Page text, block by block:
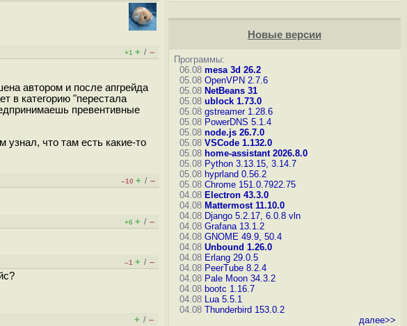
+1 + / –
автором и после апгрейда
в категорию "перестала
превентивные
что там есть какие-то
–10 + / –
+6 + / –
–1 + / –
+ / –
Новые версии
Программы:
06.08 mesa 3d 26.2
05.08 OpenVPN 2.7.6
05.08 NetBeans 31
05.08 ublock 1.73.0
05.08 gstreamer 1.28.6
05.08 PowerDNS 5.1.4
05.08 node.js 26.7.0
05.08 VSCode 1.132.0
05.08 home-assistant 2026.8.0
05.08 Python 3.13.15, 3.14.7
05.08 hyprland 0.56.2
05.08 Chrome 151.0.7922.75
04.08 Electron 43.3.0
04.08 Mattermost 11.10.0
04.08 Django 5.2.17, 6.0.8 vln
04.08 Grafana 13.1.2
04.08 GNOME 49.9, 50.4
04.08 Unbound 1.26.0
04.08 Erlang 29.0.5
04.08 PeerTube 8.2.4
04.08 Pale Moon 34.3.2
04.08 bootc 1.16.7
04.08 Lua 5.5.1
04.08 Thunderbird 153.0.2
далее>>